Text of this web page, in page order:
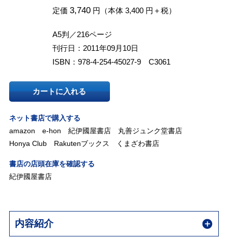
定価 3,740円（本体 3,400 円＋税）
A5判／216ページ
刊行日：2011年09月10日
ISBN：978-4-254-45027-9 C3061
カートに入れる
ネット書店で購入する
amazon
e-hon 紀伊國屋書店
丸善ジュンク堂書店
Honya Club
Rakutenブックス くまざわ書店
書店の店頭在庫を確認する
紀伊國屋書店
内容紹介